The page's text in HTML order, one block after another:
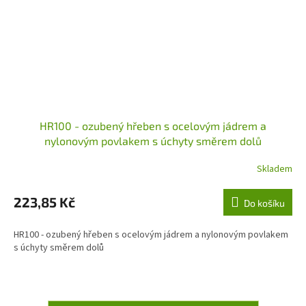
HR100 - ozubený hřeben s ocelovým jádrem a
nylonovým povlakem s úchyty směrem dolů
Skladem
223,85 Kč Do košíku
HR100 - ozubený hřeben s ocelovým jádrem a nylonovým povlakem
s úchyty směrem dolů